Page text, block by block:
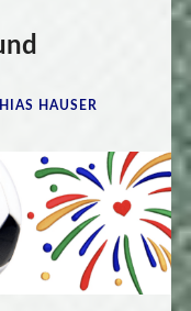
HAUSER